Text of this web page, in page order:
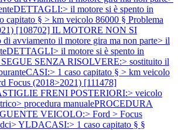
il motore si è spento in
capitato § > km veicolo 86000 § Problema
[108702] IL MOTORE NON SI
avviamento il motore gira ma non parte> il
il motore si è spento in
SENZA RISOLVERE:> sostituito il
1 caso capitato § > km veicolo
Focus (2018>2021) [111478]
FRENI POSTERIORI:> veicolo
procedura manualePROCEDURA
VEICOLO:> Ford > Focus
YLDACASI:> 1 caso capitato § §